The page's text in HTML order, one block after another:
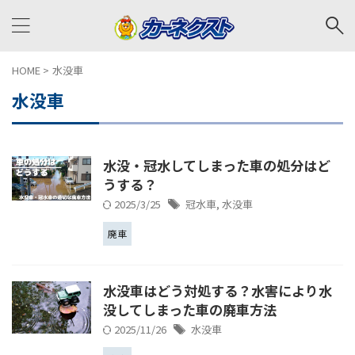
HOME > 水没車
水没車
水没・冠水してしまった車の処分はど
うする？
2025/3/25 冠水車, 水没車
廃車
水没車はどう対処する？水害により水
没してしまった車の廃車方法
2025/11/26 水没車